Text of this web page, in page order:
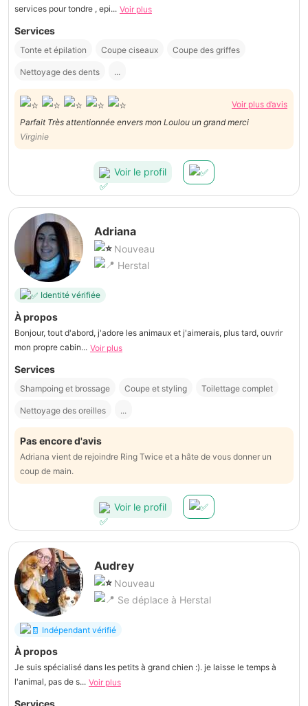
services pour tondre , epi... Voir plus
Services
Tonte et épilation Coupe ciseaux Coupe des griffes
Nettoyage des dents ...
Voir plus d’avis
Parfait Très attentionnée envers mon Loulou un grand merci
Virginie
Voir le profil
Adriana
Nouveau
Herstal
Identité vérifiée
À propos
Bonjour, tout d'abord, j'adore les animaux et j'aimerais, plus tard, ouvrir
mon propre cabin... Voir plus
Services
Shampoing et brossage Coupe et styling Toilettage complet
Nettoyage des oreilles ...
Pas encore d'avis
Adriana vient de rejoindre Ring Twice et a hâte de vous donner un
coup de main.
Voir le profil
Audrey
Nouveau
Se déplace à Herstal
Indépendant vérifié
À propos
Je suis spécialisé dans les petits à grand chien :). je laisse le temps à
l'animal, pas de s... Voir plus